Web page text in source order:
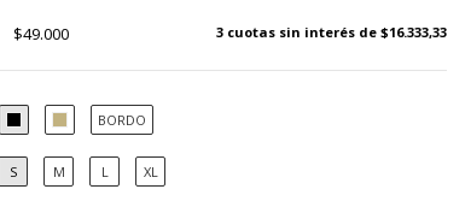
$49.000 3 cuotas sin interés de $16.333,33
BORDO
S M L XL